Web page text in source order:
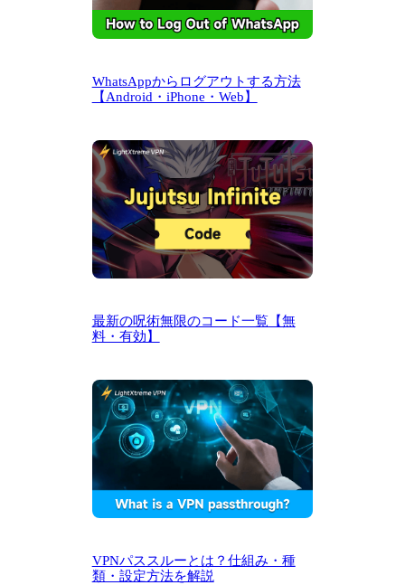
WhatsAppからログアウトする方法
【Android・iPhone・Web】
最新の呪術無限のコード一覧【無
料・有効】
VPNパススルーとは？仕組み・種
類・設定方法を解説